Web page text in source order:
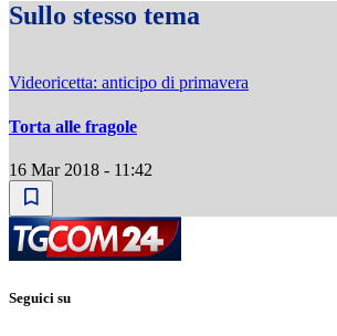
Sullo stesso tema
Videoricetta: anticipo di primavera
Torta alle fragole
16 Mar 2018 - 11:42
Seguici su